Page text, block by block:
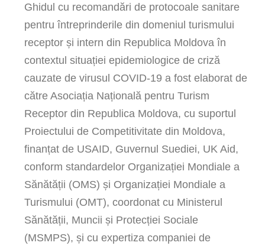
Ghidul cu recomandări de protocoale sanitare
pentru întreprinderile din domeniul turismului
receptor și intern din Republica Moldova în
contextul situației epidemiologice de criză
cauzate de virusul COVID-19 a fost elaborat de
către Asociația Națională pentru Turism
Receptor din Republica Moldova, cu suportul
Proiectului de Competitivitate din Moldova,
finanțat de USAID, Guvernul Suediei, UK Aid,
conform standardelor Organizației Mondiale a
Sănătății (OMS) și Organizației Mondiale a
Turismului (OMT), coordonat cu Ministerul
Sănătății, Muncii și Protecției Sociale
(MSMPS), și cu expertiza companiei de